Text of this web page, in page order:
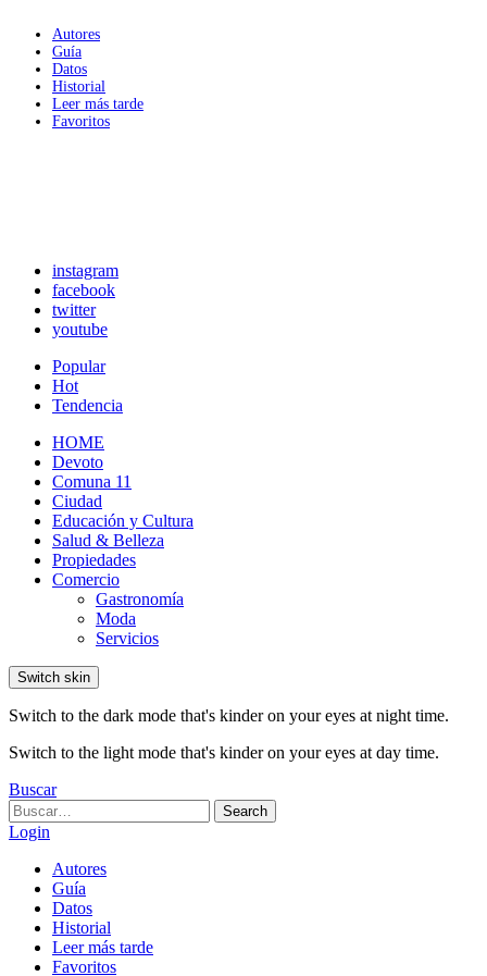
Autores
Guía
Datos
Historial
Leer más tarde
Favoritos
instagram
facebook
twitter
youtube
Popular
Hot
Tendencia
HOME
Devoto
Comuna 11
Ciudad
Educación y Cultura
Salud & Belleza
Propiedades
Comercio
Gastronomía
Moda
Servicios
Switch skin
Switch to the dark mode that's kinder on your eyes at night time.
Switch to the light mode that's kinder on your eyes at day time.
Buscar
Search
for:
Search
Login
Autores
Guía
Datos
Historial
Leer más tarde
Favoritos